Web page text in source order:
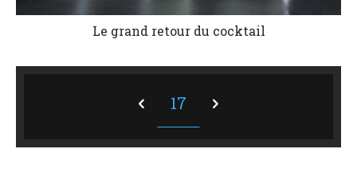
Le grand retour du cocktail
17